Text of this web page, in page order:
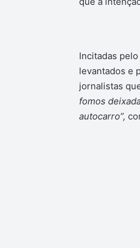
Incitadas
levantados e
jornalistas
fomos
autocarro”,